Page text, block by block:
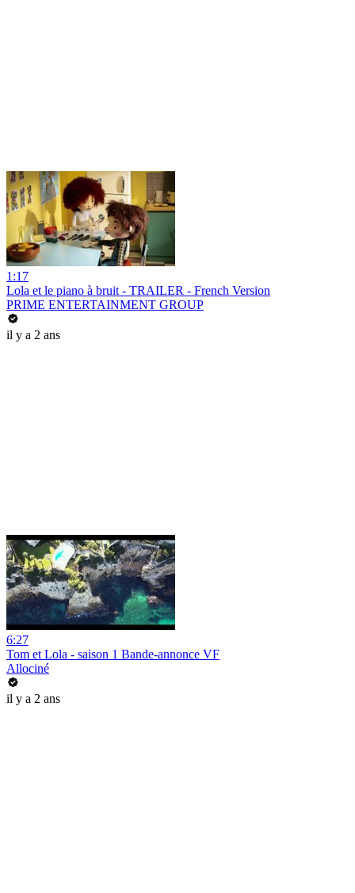
1:17
Lola et le piano à bruit - TRAILER - French Version
PRIME ENTERTAINMENT GROUP
il y a 2 ans
6:27
Tom et Lola - saison 1 Bande-annonce VF
Allociné
il y a 2 ans